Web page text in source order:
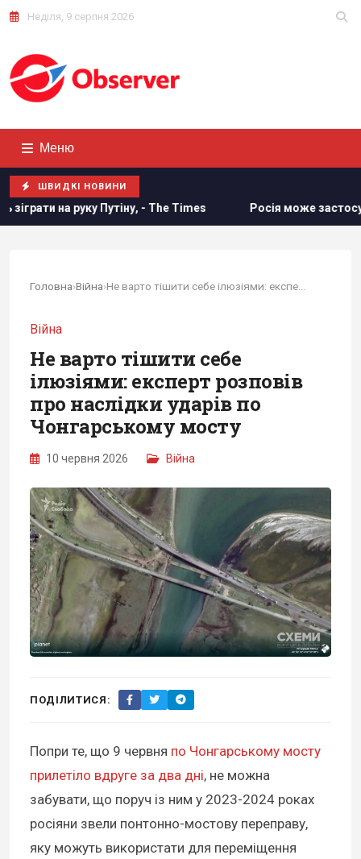
Неділя, 9 серпня 2026
Меню
ШВИДКІ НОВИНИ
- The Times Росія може застосувати ядерну зброю
Головна›Війна›
Війна
Не варто тішити себе
ілюзіями: експерт розповів
про наслідки ударів по
Чонгарському мосту
10 червня 2026 Війна
ПОДІЛИТИСЯ:
Попри те, що 9 червня по Чонгарському мосту
прилетіло вдруге за два дні, не можна
забувати, що поруч із ним у 2023-2024 роках
росіяни звели понтонно-мостову переправу,
яку можуть використати для переміщення